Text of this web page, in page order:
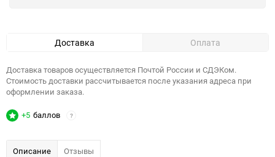
Доставка Оплата
Доставка товаров осуществляется Почтой России и СДЭКом.
Стоимость доставки рассчитывается после указания адреса при
оформлении заказа.
+5 баллов ?
Описание Отзывы